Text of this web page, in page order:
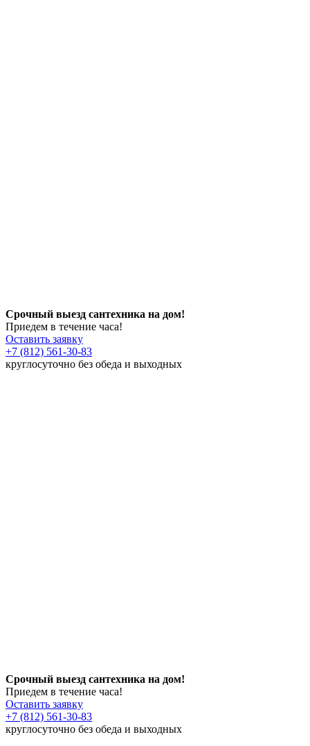
Срочный выезд сантехника на дом!
Приедем в течение часа!
Оставить заявку
+7 (812) 561-30-83
круглосуточно без обеда и выходных
Срочный выезд сантехника на дом!
Приедем в течение часа!
Оставить заявку
+7 (812) 561-30-83
круглосуточно без обеда и выходных